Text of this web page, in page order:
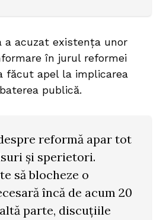
a acuzat existența unor
în jurul reformei
făcut apel la implicarea
publică.
reformă apar tot
și sperietori.
să blocheze o
încă de acum 20
parte, discuțiile